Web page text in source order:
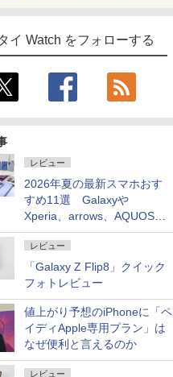
イ Watch をフォローする
レビュー
2026年夏の最新スマホおす
すめ11選 Galaxyや
Xperia、arrows、AQUOSな
ど注目機種の特徴は
レビュー
「Galaxy Z Flip8」クイック
フォトレビュー
値上がり予想のiPhoneに「ペ
イディApple専用プラン」は
なぜ便利と言えるのか
レビュー